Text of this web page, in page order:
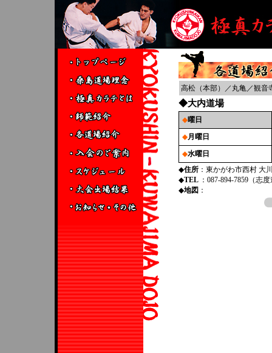
高松（本部） ／ 丸亀／観音
◆大内道場
◆曜日
◆月曜日
◆水曜日
◆住所 ：東かがわ市西村 大
◆TEL ：087-894-7859（志
◆地図 ：